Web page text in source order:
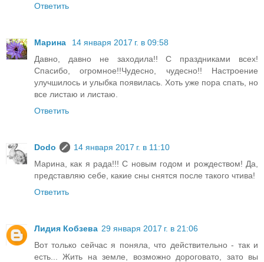
Ответить
Марина
14 января 2017 г. в 09:58
Давно, давно не заходила!! С праздниками всех!
Спасибо, огромное!!Чудесно, чудесно!! Настроение
улучшилось и улыбка появилась. Хоть уже пора спать, но
все листаю и листаю.
Ответить
Dodo
14 января 2017 г. в 11:10
Марина, как я рада!!! С новым годом и рождеством! Да,
представляю себе, какие сны снятся после такого чтива!
Ответить
Лидия Кобзева 29 января 2017 г. в 21:06
Вот только сейчас я поняла, что действительно - так и
есть... Жить на земле, возможно дороговато, зато вы